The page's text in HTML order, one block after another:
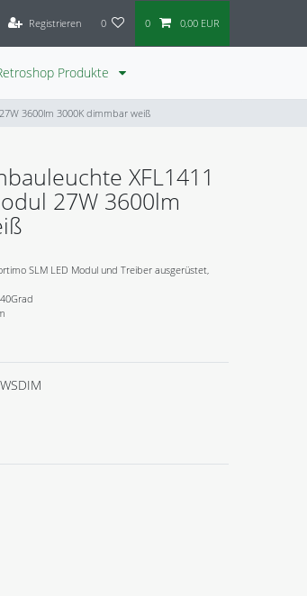
Registrieren 0 0 0,00 EUR
Produkte
3600lm 3000K dimmbar weiß
XFL1411
27W 3600lm
SLM LED Modul und Treiber ausgerüstet,